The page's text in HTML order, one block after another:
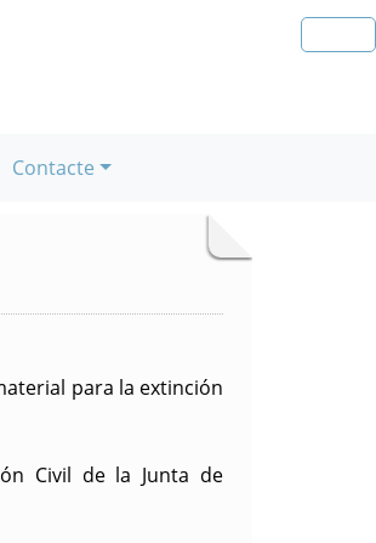
Contacte
para la extinción
Civil de la Junta de